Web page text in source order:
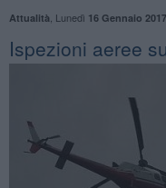
Attualità Lunedì 16 Gennaio 2017
Ispezioni aeree